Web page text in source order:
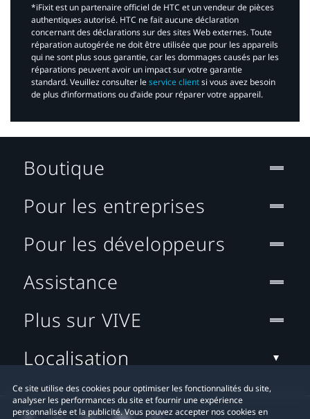
*iFixit est un partenaire officiel de HTC et un vendeur de pièces
authentiques autorisé. HTC ne fait aucune déclaration
concernant des déclarations sur des sites Web externes. Toute
réparation autogérée ne doit être utilisée que pour les appareils
qui ne sont plus sous garantie, car les dommages causés par les
réparations peuvent avoir un impact sur votre garantie
standard. Veuillez consulter leservice clientsi vous avez besoin
de plus d’informations ou d’aide pour réparer votre appareil.​
Ce site utilise des cookies pour optimiser les fonctionnalités du site,
analyser les performances du site et fournir une expérience
personnalisée et la publicité. Vous pouvez accepter nos cookies en
Boutique
Pour les entreprises
Pour les développeurs
Assistance
Plus sur VIVE
Localisation